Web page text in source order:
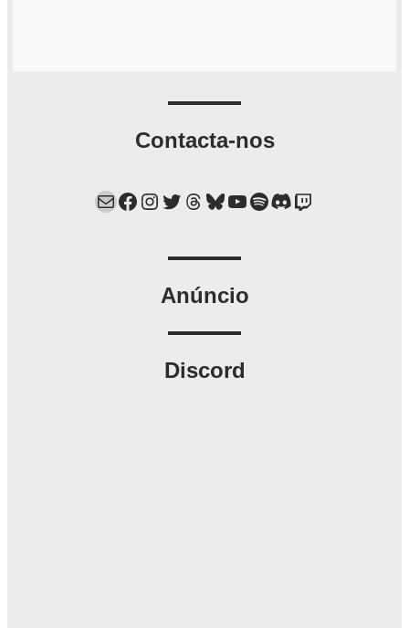
Contacta-nos
Mail Facebook Instagram Twitter Threads Bluesky YouTube Spotify Discord Twitch
Anúncio
Discord